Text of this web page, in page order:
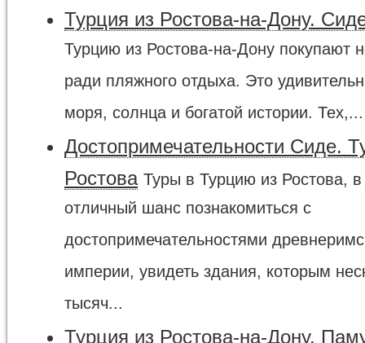
Турция из Ростова-на-Дону.
Турцию из Ростова-на-Дону покупают
ради пляжного отдыха. Это
моря, солнца и богатой истории. Тех,...
Достопримечательности Сиде.
Ростова Туры в Турцию из Ростова,
отличный шанс познакомиться с
достопримечательностями
империи, увидеть здания, которым
тысяч...
Турция из Ростова-на-Дону.